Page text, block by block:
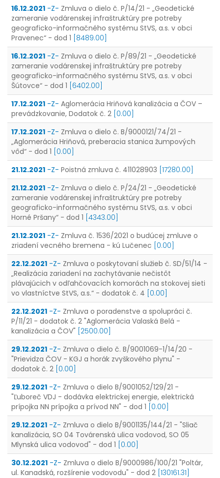
16.12.2021 -Z- Zmluva o dielo č. P/14/21 - „Geodetické
zameranie vodárenskej infraštruktúry pre potreby
geograficko-informačného systému StVS, a.s. v obci
Pravenec“ - dod 1 [8489.00]
16.12.2021 -Z- Zmluva o dielo č. P/89/21 - „Geodetické
zameranie vodárenskej infraštruktúry pre potreby
geograficko-informačného systému StVS, a.s. v obci
Šútovce“ - dod 1 [6402.00]
17.12.2021 -Z- Aglomerácia Hriňová kanalizácia a ČOV –
prevádzkovanie, Dodatok č. 2 [0.00]
17.12.2021 -Z- Zmluva o dielo č. B/9000121/74/21 -
„Aglomerácia Hriňová, preberacia stanica žumpových
vôd“ - dod 1 [0.00]
21.12.2021 -Z- Poistná zmluva č. 411028903 [17280.00]
21.12.2021 -Z- Zmluva o dielo č. P/24/21 - „Geodetické
zameranie vodárenskej infraštruktúry pre potreby
geograficko-informačného systému StVS, a.s. v obci
Horné Pršany“ - dod 1 [4343.00]
21.12.2021 -Z- Zmluva č. 1536/2021 o budúcej zmluve o
zriadení vecného bremena - kú Lučenec [0.00]
22.12.2021 -Z- Zmluva o poskytovaní služieb č. SD/51/14 -
„Realizácia zariadení na zachytávanie nečistôt
plávajúcich v odľahčovacích komorách na stokovej sieti
vo vlastníctve StVS, a.s.“ - dodatok č. 4 [0.00]
22.12.2021 -Z- Zmluva o poradenstve a spolupráci č.
P/11/21 - dodatok č. 2 "Aglomerácia Valaská Belá -
kanalizácia a ČOV" [2500.00]
29.12.2021 -Z- Zmluva o dielo č. B/9001069-1/14/20 -
"Prievidza ČOV - KGJ a horák zvyškového plynu" -
dodatok č. 2 [0.00]
29.12.2021 -Z- Zmluva o dielo B/9001052/129/21 -
"Ľuboreč VDJ - dodávka elektrickej energie, elektrická
prípojka NN prípojka a prívod NN" - dod 1 [0.00]
29.12.2021 -Z- Zmluva o dielo B/9001135/144/21 - "Sliač
kanalizácia, SO 04 Továrenská ulica vodovod, SO 05
Mlynská ulica vodovod" - dod 1 [0.00]
30.12.2021 -Z- Zmluva o dielo B/9000986/100/21 "Poltár,
ul. Kanadská, rozšírenie vodovodu" - dod 2 [130161.31]